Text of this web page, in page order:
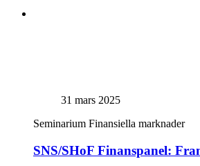
31 mars 2025
Seminarium Finansiella marknader
SNS/SHoF Finanspanel: